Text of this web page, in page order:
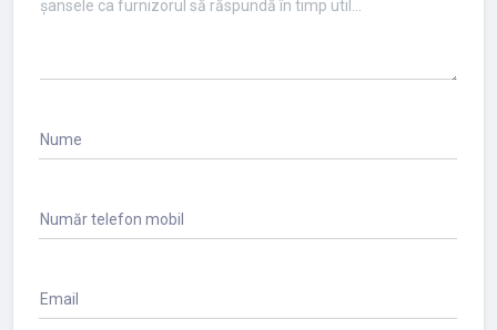
Nume
Număr telefon mobil
Email